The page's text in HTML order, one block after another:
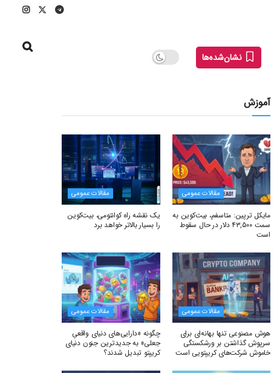
نشان‌شده‌ها
آموزش
مقالات عمومی
مایکل ترپین: متاسفم، بیت‌کوین به
سمت ۴۳,۵۰۰ دلار در حال سقوط
است
مقالات عمومی
یک نقشه راه کوانتومی، بیت‌کوین
را بسیار بالاتر خواهد برد
مقالات عمومی
هوش مصنوعی تنها بهانه‌ای برای
سرپوش گذاشتن بر ورشکستگی
خاموش شرکت‌های کریپتویی است
مقالات عمومی
چگونه «دارایی‌های دنیای واقعیِ
جعلی» به جدیدترین جنون دنیای
کریپتو تبدیل شدند؟